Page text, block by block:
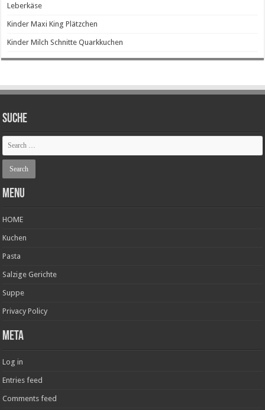
Leberkäse
Kinder Maxi King Plätzchen
Kinder Milch Schnitte Quarkkuchen
SUCHE
Menu
HOME
Kuchen
Pasta
Salzige Gerichte
Suppe
Privacy Policy
Meta
Log in
Entries feed
Comments feed